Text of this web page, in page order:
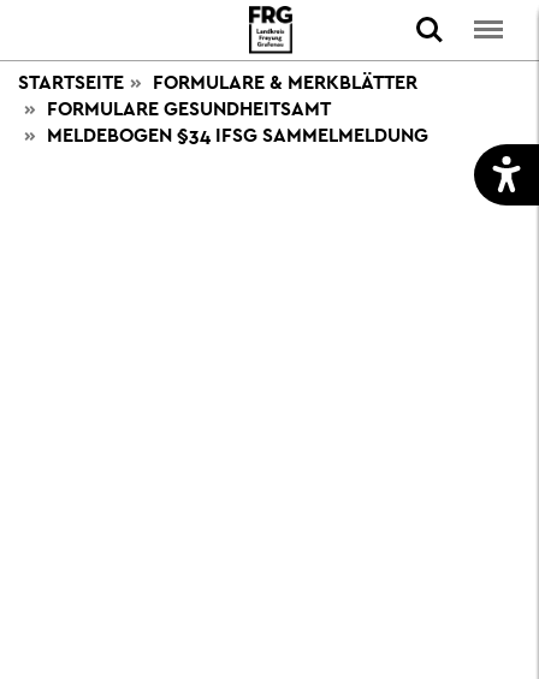
STARTSEITE
FORMULARE & MERKBLÄTTER
FORMULARE GESUNDHEITSAMT
MELDEBOGEN §34 IFSG SAMMELMELDUNG